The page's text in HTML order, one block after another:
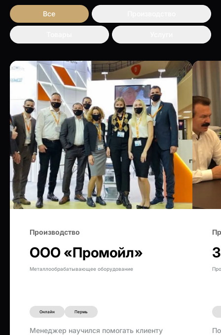
Все
Производство
ООО «Промойл»
Металлообрабатывающее оборудование
Онлайн Пермь
Менеджер научился помогать клиенту